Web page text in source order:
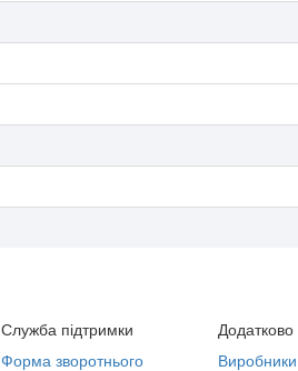
Служба підтримки
Форма зворотнього
Додатково
Виробники